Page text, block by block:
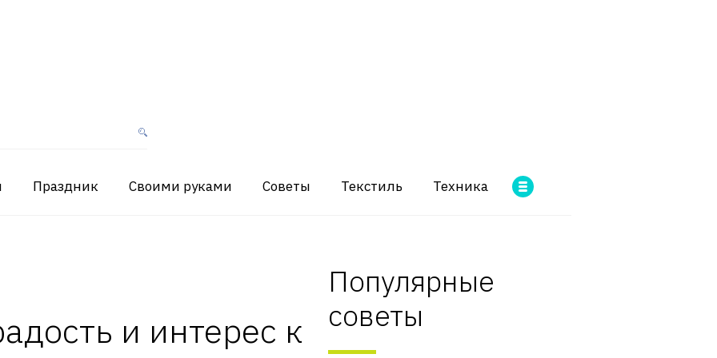
Праздник Своими руками Советы Текстиль Техника
и интерес к
Популярные
советы